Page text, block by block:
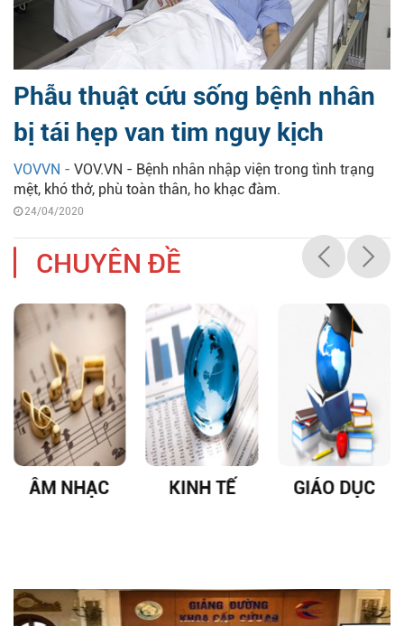
Phẫu thuật cứu sống bệnh nhân
bị tái hẹp van tim nguy kịch
VOVVN - VOV.VN - Bệnh nhân nhập viện trong tình trạng
mệt, khó thở, phù toàn thân, ho khạc đàm.
24/04/2020
CHUYÊN ĐỀ
ÂM NHẠC KINH TẾ GIÁO DỤC